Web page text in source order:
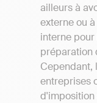
ailleurs à
externe ou
interne
préparation
Cependant,
entreprises
d'imposition